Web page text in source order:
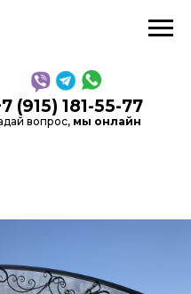
(915) 181-55-77
вопрос, мы онлайн
основании 52 отзывов